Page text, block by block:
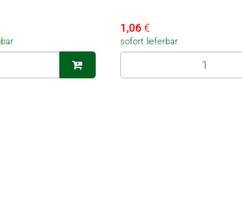
1,06€
sofort lieferbar